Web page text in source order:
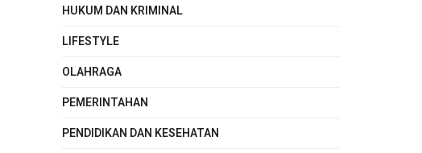
HUKUM DAN KRIMINAL
LIFESTYLE
OLAHRAGA
PEMERINTAHAN
PENDIDIKAN DAN KESEHATAN